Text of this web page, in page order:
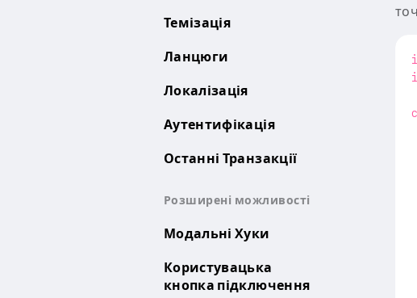
Темізація
Ланцюги
Локалізація
Аутентифікація
Останні Транзакції
Розширені можливості
Модальні Хуки
Користувацька
кнопка підключення